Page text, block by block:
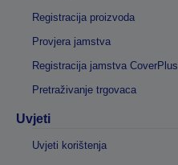
Registracija proizvoda
Provjera jamstva
Registracija jamstva CoverPlus
Pretraživanje trgovaca
Uvjeti
Uvjeti korištenja